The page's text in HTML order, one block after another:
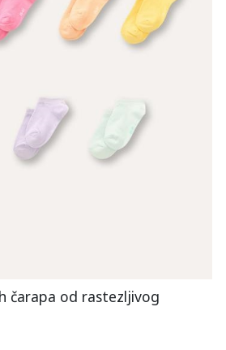
čarapa od rastezljivog